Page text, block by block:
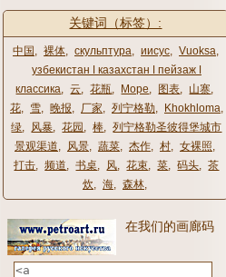
关键词（标签）:
中国 , 裸体, скульптура, иисус, Vuoksa,
узбекистан ǀ казахстан ǀ пейзаж ǀ
классика, 云, 花瓶, Море, 图表, 山寨,
花, 雪, 晚报, 厂家, 列宁格勒, Khokhloma,
绿, 风暴, 花园 , 棒, 列宁格勒圣彼得堡城市
景观渠道, 风景, 蔬菜, 杰作, 村, 女裸照,
打击, 频道, 书桌, 风, 花束, 菜, 码头, 茶
炊, 海, 森林,
在我们的画廊码